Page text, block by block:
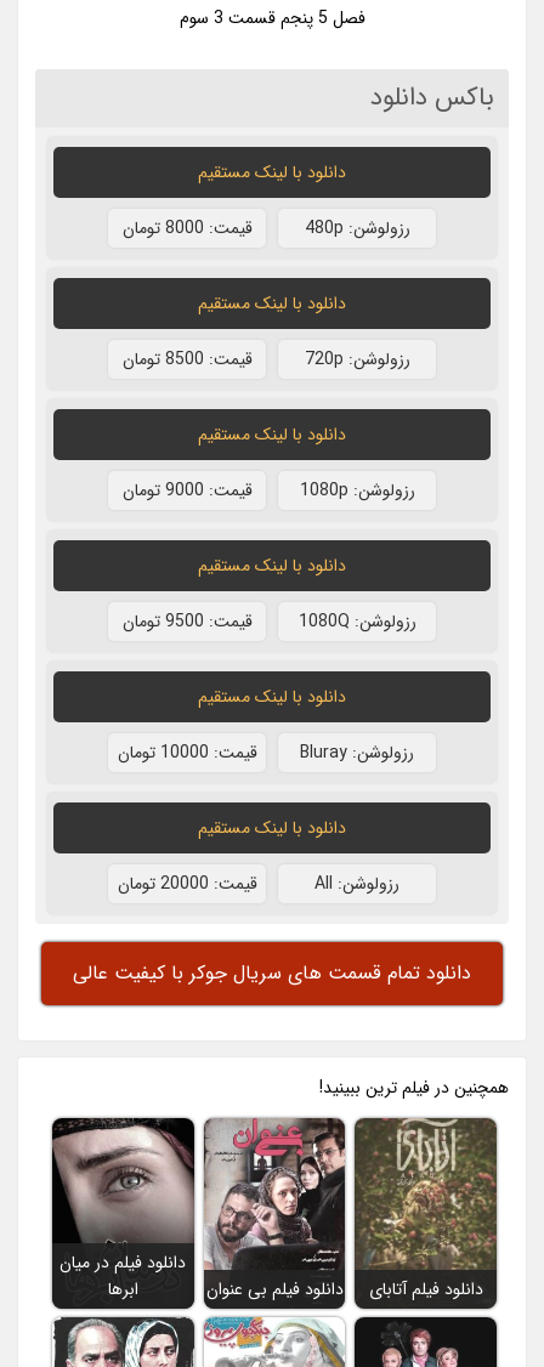
فصل 5 پنجم قسمت 3 سوم
باکس دانلود
دانلود با لينک مستقيم
رزولوشن: 480p قيمت: 8000 تومان
دانلود با لينک مستقيم
رزولوشن: 720p قيمت: 8500 تومان
دانلود با لينک مستقيم
رزولوشن: 1080p قيمت: 9000 تومان
دانلود با لينک مستقيم
رزولوشن: 1080Q قيمت: 9500 تومان
دانلود با لينک مستقيم
رزولوشن: Bluray قيمت: 10000 تومان
دانلود با لينک مستقيم
رزولوشن: All قيمت: 20000 تومان
دانلود تمام قسمت های سریال جوکر با کیفیت عالی
همچنين در فيلم ترين ببينيد!
دانلود فیلم آتابای دانلود فیلم بی عنوان
دانلود فیلم در میان
ابرها